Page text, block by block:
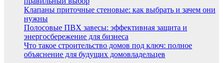
Клапаны приточные стеновые: как выбрать и зачем они
нужны
Полосовые ПВХ завесы: эффективная защита и
энергосбережение для бизнеса
Что такое строительство домов под ключ: полное
объяснение для будущих домовладельцев